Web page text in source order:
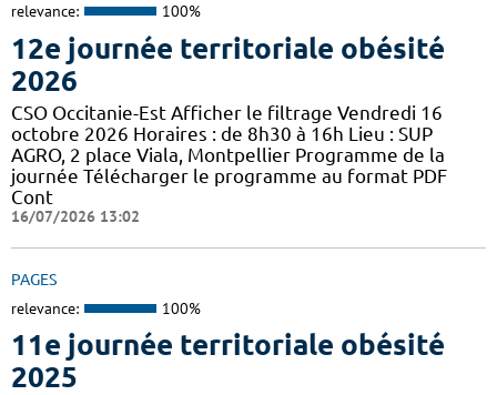
relevance: 100%
12e journée territoriale obésité
2026
CSO Occitanie-Est Afficher le filtrage Vendredi 16
octobre 2026 Horaires : de 8h30 à 16h Lieu : SUP
AGRO, 2 place Viala, Montpellier Programme de la
journée Télécharger le programme au format PDF
Cont
16/07/2026 13:02
PAGES
relevance: 100%
11e journée territoriale obésité
2025